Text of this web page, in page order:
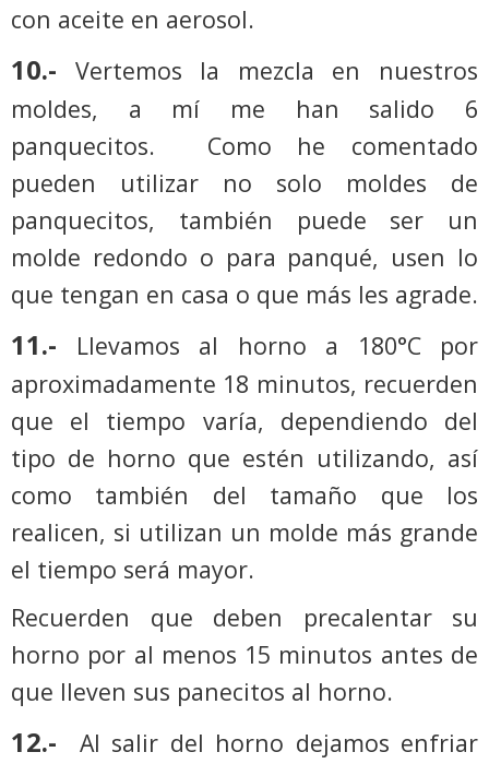
con aceite en aerosol.
10.-
Vertemos la mezcla en nuestros
moldes, a mí me han salido 6
panquecitos. Como he comentado
pueden utilizar no solo moldes de
panquecitos, también puede ser un
molde redondo o para panqué, usen lo
que tengan en casa o que más les agrade.
11.-
Llevamos al horno a 180°C por
aproximadamente 18 minutos, recuerden
que el tiempo varía, dependiendo del
tipo de horno que estén utilizando, así
como también del tamaño que los
realicen, si utilizan un molde más grande
el tiempo será mayor.
Recuerden que deben precalentar su
horno por al menos 15 minutos antes de
que lleven sus panecitos al horno.
12.-
Al salir del horno dejamos enfriar